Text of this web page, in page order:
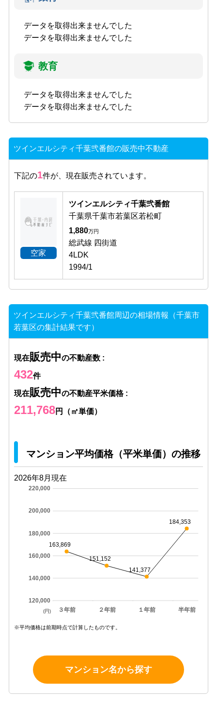
データを取得出来ませんでした
データを取得出来ませんでした
教育
データを取得出来ませんでした
データを取得出来ませんでした
ツインエルシティ千葉弐番館の販売中不動産
下記の1件が、現在販売されています。
空家
ツインエルシティ千葉弐番館
千葉県千葉市若葉区若松町
1,880万円
総武線 四街道
4LDK
1994/1
ツインエルシティ千葉弐番館周辺の相場情報（千葉市
若葉区の集計結果です）
現在販売中の不動産数 :
432件
現在販売中の不動産平米価格 :
211,768円（㎡単価）
マンション平均価格（平米単価）の推移
2026年8月現在
３年前 ２年前 １年前 半年前
120,000
140,000
160,000
180,000
200,000
220,000
163,869
151,152
141,377
184,353
(円)
※平均価格は前期時点で計算したものです。
マンション名から探す